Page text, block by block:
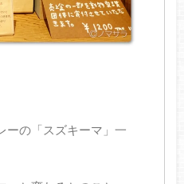
ーの「スズキーマ」一